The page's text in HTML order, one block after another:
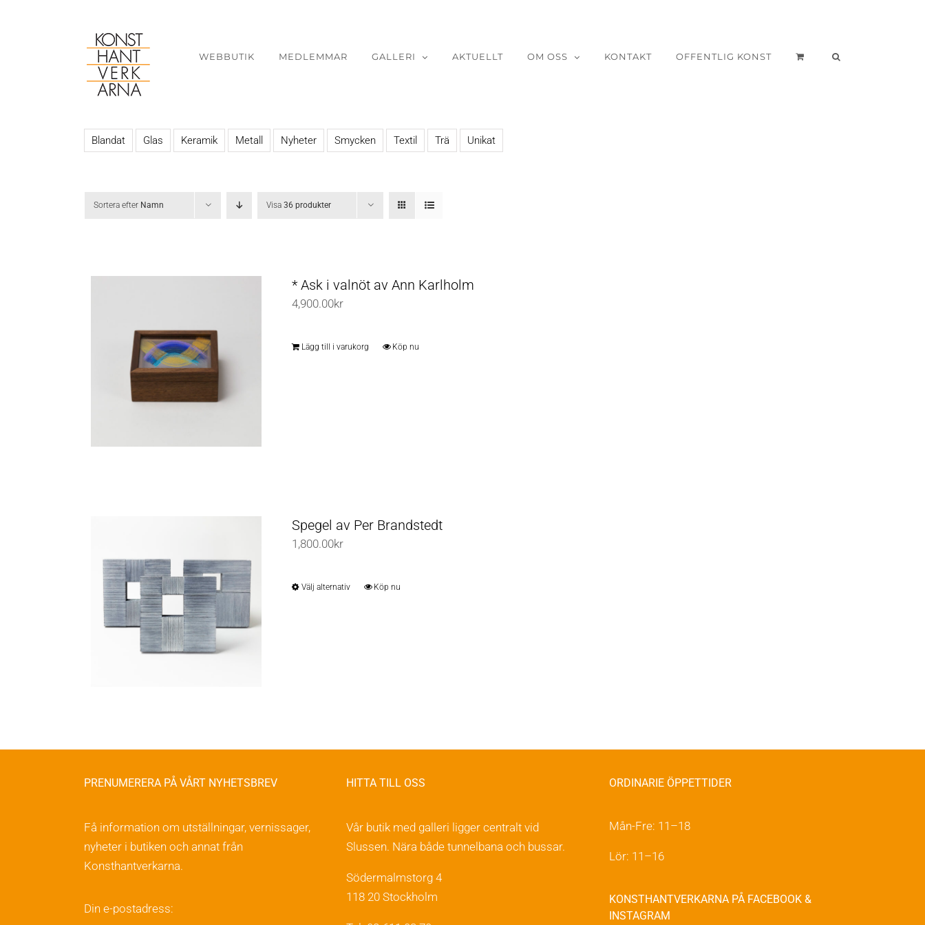
WEBBUTIK MEDLEMMAR GALLERI AKTUELLT OM OSS KONTAKT OFFENTLIG KONST
Blandat Glas Keramik Metall Nyheter Smycken Textil Trä Unikat
Sortera efter Namn Visa 36 produkter
* Ask i valnöt av Ann Karlholm
4,900.00kr
Lägg till i varukorg Köp nu
Spegel av Per Brandstedt
1,800.00kr
Välj alternativ
Den
väljas
produktsidan
Köp nu
PRENUMERERA PÅ VÅRT NYHETSBREV
Få information om utställningar, vernissager,
nyheter i butiken och annat från
Konsthantverkarna.
Din e-postadress:
HITTA TILL OSS
Vår butik med galleri ligger centralt vid
Slussen. Nära både tunnelbana och bussar.
Södermalmstorg 4
118 20 Stockholm
ORDINARIE ÖPPETTIDER
Mån-Fre: 11–18
Lör: 11–16
KONSTHANTVERKARNA PÅ FACEBOOK &
INSTAGRAM